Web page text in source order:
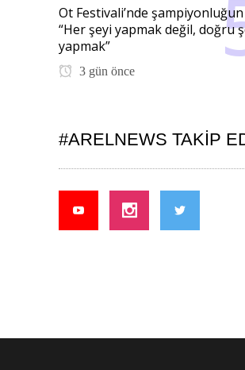
Ot Festivali’nde şampiyonluğun
“Her şeyi yapmak değil, doğru
yapmak”
3 gün önce
#ARELNEWS TAKIP